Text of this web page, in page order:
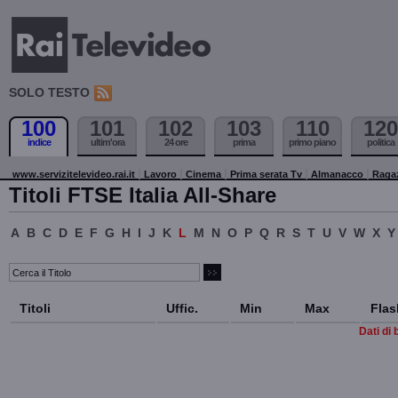
SOLO TESTO
100
indice
101
ultim'ora
102
24 ore
103
prima
110
primo piano
120
politica
www.servizitelevideo.rai.it Lavoro Cinema Prima serata Tv Almanacco
Titoli FTSE Italia All-Share
A B C D E F G H I J K L M N O P Q R S T U V W X Y
Titoli Uffic. Min Max
Dati di